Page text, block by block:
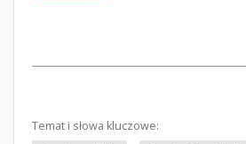
Temat i słowa kluczowe: